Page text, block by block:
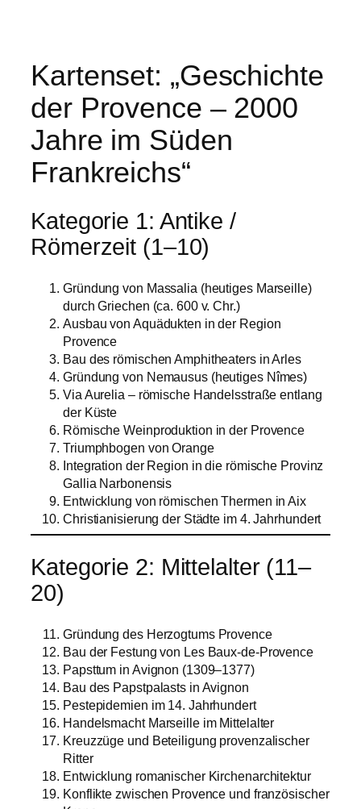
Kartenset: „Geschichte
der Provence – 2000
Jahre im Süden
Frankreichs“
Kategorie 1: Antike /
Römerzeit (1–10)
Gründung von Massalia (heutiges Marseille)
durch Griechen (ca. 600 v. Chr.)
Ausbau von Aquädukten in der Region
Provence
Bau des römischen Amphitheaters in Arles
Gründung von Nemausus (heutiges Nîmes)
Via Aurelia – römische Handelsstraße entlang
der Küste
Römische Weinproduktion in der Provence
Triumphbogen von Orange
Integration der Region in die römische Provinz
Gallia Narbonensis
Entwicklung von römischen Thermen in Aix
Christianisierung der Städte im 4. Jahrhundert
Kategorie 2: Mittelalter (11–
20)
Gründung des Herzogtums Provence
Bau der Festung von Les Baux-de-Provence
Papsttum in Avignon (1309–1377)
Bau des Papstpalasts in Avignon
Pestepidemien im 14. Jahrhundert
Handelsmacht Marseille im Mittelalter
Kreuzzüge und Beteiligung provenzalischer
Ritter
Entwicklung romanischer Kirchenarchitektur
Konflikte zwischen Provence und französischer